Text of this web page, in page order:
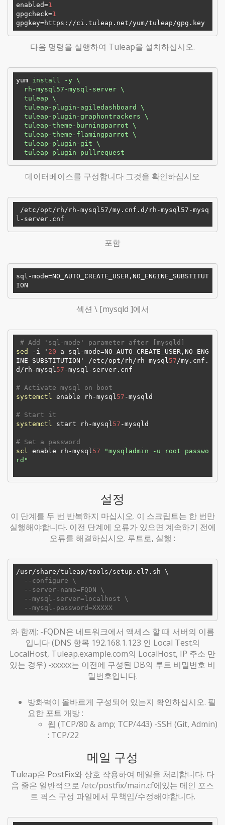
enabled=1
gpgcheck=1
gpgkey
다음 명령을 실행하여 Tuleap을 설치하십시오.
yum install -y \
  tuleap-plugin-pullrequest
데이터베이스를 구성합니다 그것을 확인하십시오
포함
sql-mode=NO_AUTO_CREATE_USER,NO_ENGINE_SUBSTITUT
섹션 \ [mysqld ]에서
# Add 'sql-mode' parameter after [mysqld]
sed
-i ' 20 a sql-mode=NO_AUTO_CREATE_USER,NO_ENG
INE_SUBSTITUTION' /etc/opt/rh/rh-mysql 57 /my.cnf.
d/rh-mysql 57 -mysql-server.cnf
# Activate mysql on boot
systemctl
enable rh-mysql 57 -mysqld
# Start it
systemctl
start rh-mysql 57 -mysqld
# Set a password
scl
enable rh-mysql 57
"mysqladmin -u root passwo
rd"
설정
이 단계를 두 번 반복하지 마십시오. 이 스크립트는 한 번만
실행해야합니다. 이전 단계에 오류가 있으면 계속하기 전에
오류를 해결하십시오. 루트로, 실행 :
/usr/share/tuleap/tools/setup.el7.sh \
--configure \
--server-name=FQDN \
--mysql-server=localhost \
--mysql-password=XXXXX
와 함께: -FQDN은 네트워크에서 액세스 할 때 서버의 이름
입니다 (DNS 항목 192.168.1.123 인 Local Test의
LocalHost, Tuleap.example.com의 LocalHost, IP 주소 만
있는 경우) -xxxxx는 이전에 구성된 DB의 루트 비밀번호 비
밀번호입니다.
방화벽이 올바르게 구성되어 있는지 확인하십시오. 필
요한 포트 개방 :
웹 (TCP/80 & amp; TCP/443) -SSH (Git, Admin)
: TCP/22
메일 구성
Tuleap은 PostFix와 상호 작용하여 메일을 처리합니다. 다
음 줄은 일반적으로 /etc/postfix/main.cf에있는 메인 포스
트 픽스 구성 파일에서 무책임/수정해야합니다.